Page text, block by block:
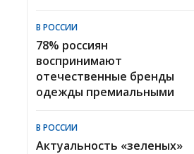
В РОССИИ
78% россиян
воспринимают
отечественные бренды
одежды премиальными
В РОССИИ
Актуальность «зеленых»